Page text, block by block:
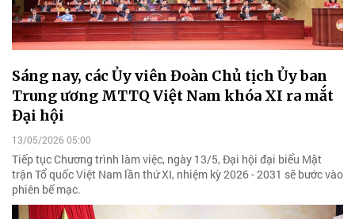
Sáng nay, các Ủy viên Đoàn Chủ tịch Ủy ban
Trung ương MTTQ Việt Nam khóa XI ra mắt
Đại hội
13/05/2026 05:00
Tiếp tục Chương trình làm việc, ngày 13/5, Đại hội đại biểu Mặt
trận Tổ quốc Việt Nam lần thứ XI, nhiệm kỳ 2026 - 2031 sẽ bước vào
phiên bế mạc.